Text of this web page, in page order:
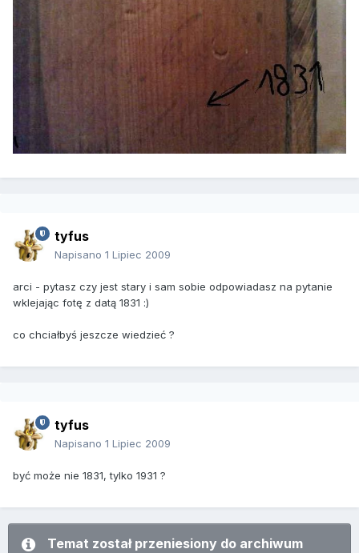
tyfus
Napisano 1 Lipiec 2009
arci - pytasz czy jest stary i sam sobie odpowiadasz na pytanie
wklejając fotę z datą 1831 :)
co chciałbyś jeszcze wiedzieć ?
tyfus
Napisano 1 Lipiec 2009
być może nie 1831, tylko 1931 ?
Temat został przeniesiony do archiwum